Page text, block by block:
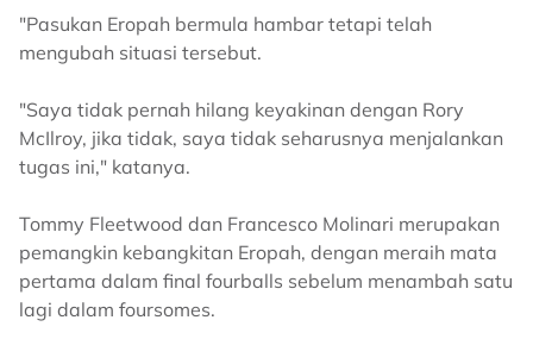
"Pasukan Eropah bermula hambar tetapi telah
mengubah situasi tersebut.
"Saya tidak pernah hilang keyakinan dengan Rory
McIlroy, jika tidak, saya tidak seharusnya menjalankan
tugas ini," katanya.
Tommy Fleetwood dan Francesco Molinari merupakan
pemangkin kebangkitan Eropah, dengan meraih mata
pertama dalam final fourballs sebelum menambah satu
lagi dalam foursomes.